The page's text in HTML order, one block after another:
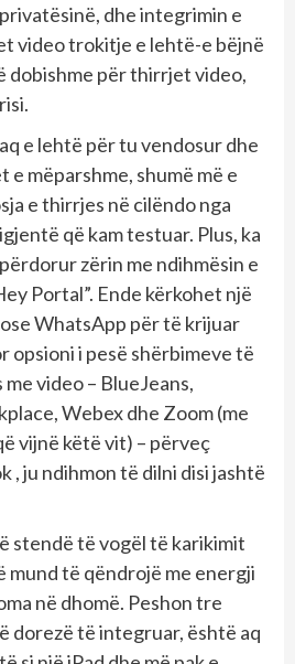
dhe integrimin e
video trokitje e lehtë-e bëjnë
dobishme për thirrjet video,
e lehtë për tu vendosur dhe
mëparshme, shumë më e
e thirrjes në cilëndo nga
që kam testuar. Plus, ka
zërin me ndihmësin e
Portal”. Ende kërkohet një
WhatsApp për të krijuar
opsioni i pesë shërbimeve të
video – BlueJeans,
Webex dhe Zoom (me
vijnë këtë vit) – përveç
, ju ndihmon të dilni disi jashtë
stendë të vogël të karikimit
mund të qëndrojë me energji
në dhomë. Peshon tre
dorezë të integruar, është aq